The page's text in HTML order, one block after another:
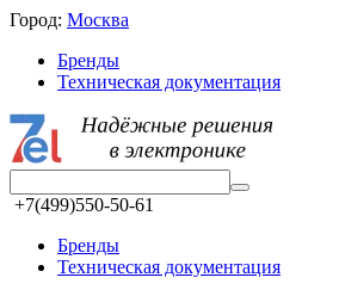
Город: Москва
Бренды
Техническая документация
+7(499)550-50-61
Бренды
Техническая документация